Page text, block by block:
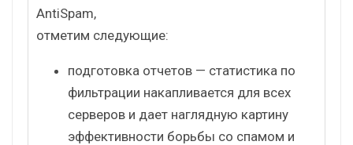
AntiSpam,
отметим следующие:
подготовка отчетов — статистика по
фильтрации накапливается для всех
серверов и дает наглядную картину
эффективности борьбы со спамом и